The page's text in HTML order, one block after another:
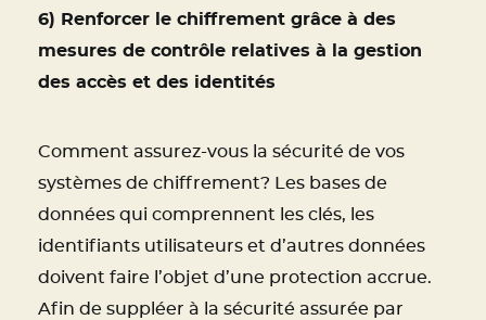
6) Renforcer le chiffrement grâce à des
mesures de contrôle relatives à la gestion
des accès et des identités
Comment assurez-vous la sécurité de vos
systèmes de chiffrement? Les bases de
données qui comprennent les clés, les
identifiants utilisateurs et d’autres données
doivent faire l’objet d’une protection accrue.
Afin de suppléer à la sécurité assurée par